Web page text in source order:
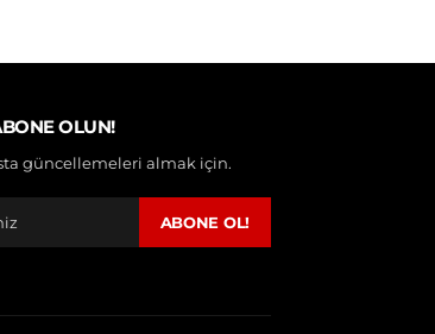
OLUN!
güncellemeleri almak için.
ABONE OL!